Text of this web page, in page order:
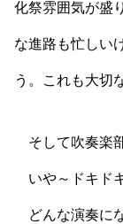
化祭雰囲気が盛
な進路も忙しい
う。これも大切
そして吹奏楽
いや～ドキドキ
どんな演奏に